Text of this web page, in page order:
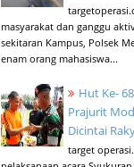
masyarakat dan ganggu
sekitaran Kampus, Polsek
enam orang mahasiswa...
Hut Ke-
Prajurit
Dicintai
target